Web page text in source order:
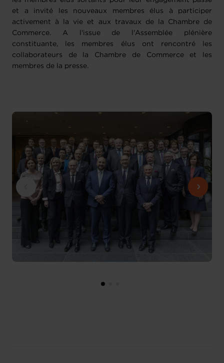
et a invité les nouveaux membres élus à participer
activement à la vie et aux travaux de la Chambre de
Commerce. A l'issue de l'Assemblée plénière
constituante, les membres élus ont rencontré les
collaborateurs de la Chambre de Commerce et les
membres de la presse.